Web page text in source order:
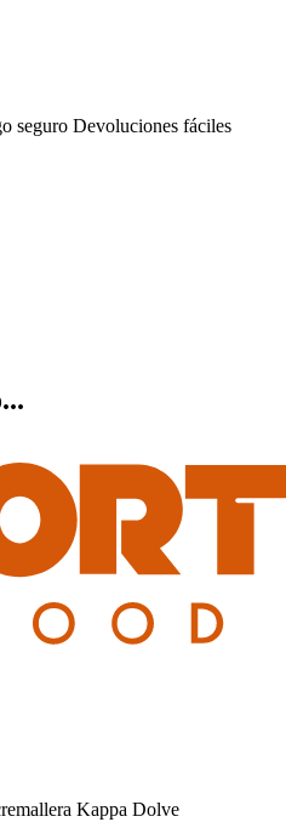
seguro Devoluciones fáciles
Kappa Dolve